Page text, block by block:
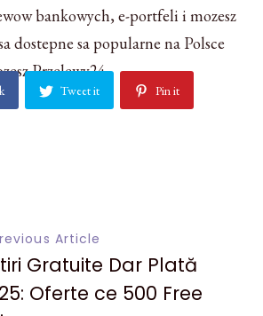
bankowych, e-portfeli i mozesz
dostepne sa popularne na Polsce
Przelewy24.
Tweet it Pin it
Article
Gratuite Dar Plată
Oferte ce 500 Free